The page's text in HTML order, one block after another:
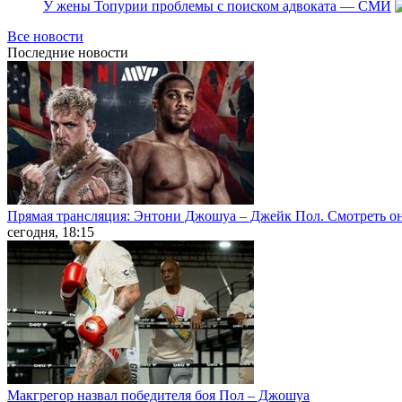
У жены Топурии проблемы с поиском адвоката — СМИ
Все новости
Последние новости
Прямая трансляция: Энтони Джошуа – Джейк Пол. Смотреть
сегодня, 18:15
Макгрегор назвал победителя боя Пол – Джошуа